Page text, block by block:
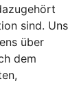
sind. Uns
über
dem